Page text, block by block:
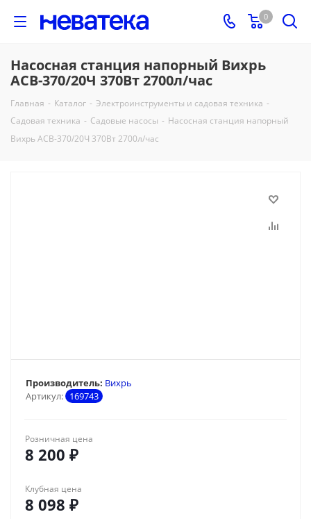
0
Насосная станция напорный Вихрь
АСВ-370/20Ч 370Вт 2700л/час
Главная - Каталог - Электроинструменты и садовая техника -
Садовая техника - Садовые насосы - Насосная станция напорный
Вихрь АСВ-370/20Ч 370Вт 2700л/час
Артикул: 169743
Производитель: Вихрь
Розничная цена
8 200 ₽
Клубная цена
8 098 ₽